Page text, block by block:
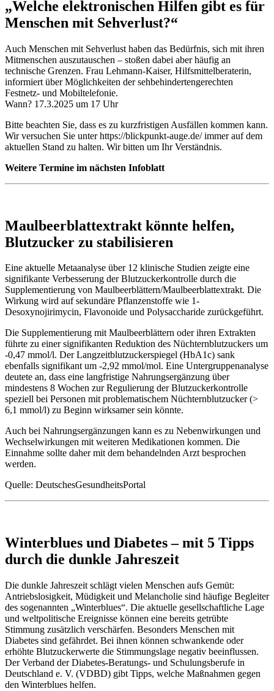
„Welche elektronischen Hilfen gibt es für
Menschen mit Sehverlust?“
Auch Menschen mit Sehverlust haben das Bedürfnis, sich mit ihren
Mitmenschen auszutauschen – stoßen dabei aber häufig an
technische Grenzen. Frau Lehmann-Kaiser, Hilfsmittelberaterin,
informiert über Möglichkeiten der sehbehindertengerechten
Festnetz- und Mobiltelefonie.
Wann? 17.3.2025 um 17 Uhr
Bitte beachten Sie, dass es zu kurzfristigen Ausfällen kommen kann.
Wir versuchen Sie unter https://blickpunkt-auge.de/ immer auf dem
aktuellen Stand zu halten. Wir bitten um Ihr Verständnis.
Weitere Termine im nächsten Infoblatt
Maulbeerblattextrakt könnte helfen,
Blutzucker zu stabilisieren
Eine aktuelle Metaanalyse über 12 klinische Studien zeigte eine
signifikante Verbesserung der Blutzuckerkontrolle durch die
Supplementierung von Maulbeerblättern/Maulbeerblattextrakt. Die
Wirkung wird auf sekundäre Pflanzenstoffe wie 1-
Desoxynojirimycin, Flavonoide und Polysaccharide zurückgeführt.
Die Supplementierung mit Maulbeerblättern oder ihren Extrakten
führte zu einer signifikanten Reduktion des Nüchternblutzuckers um
-0,47 mmol/l. Der Langzeitblutzuckerspiegel (HbA1c) sank
ebenfalls signifikant um -2,92 mmol/mol. Eine Untergruppenanalyse
deutete an, dass eine langfristige Nahrungsergänzung über
mindestens 8 Wochen zur Regulierung der Blutzuckerkontrolle
speziell bei Personen mit problematischem Nüchternblutzucker (>
6,1 mmol/l) zu Beginn wirksamer sein könnte.
Auch bei Nahrungsergänzungen kann es zu Nebenwirkungen und
Wechselwirkungen mit weiteren Medikationen kommen. Die
Einnahme sollte daher mit dem behandelnden Arzt besprochen
werden.
Quelle: DeutschesGesundheitsPortal
Winterblues und Diabetes – mit 5 Tipps
durch die dunkle Jahreszeit
Die dunkle Jahreszeit schlägt vielen Menschen aufs Gemüt:
Antriebslosigkeit, Müdigkeit und Melancholie sind häufige Begleiter
des sogenannten „Winterblues“. Die aktuelle gesellschaftliche Lage
und weltpolitische Ereignisse können eine bereits getrübte
Stimmung zusätzlich verschärfen. Besonders Menschen mit
Diabetes sind gefährdet. Bei ihnen können schwankende oder
erhöhte Blutzuckerwerte die Stimmungslage negativ beeinflussen.
Der Verband der Diabetes-Beratungs- und Schulungsberufe in
Deutschland e. V. (VDBD) gibt Tipps, welche Maßnahmen gegen
den Winterblues helfen.